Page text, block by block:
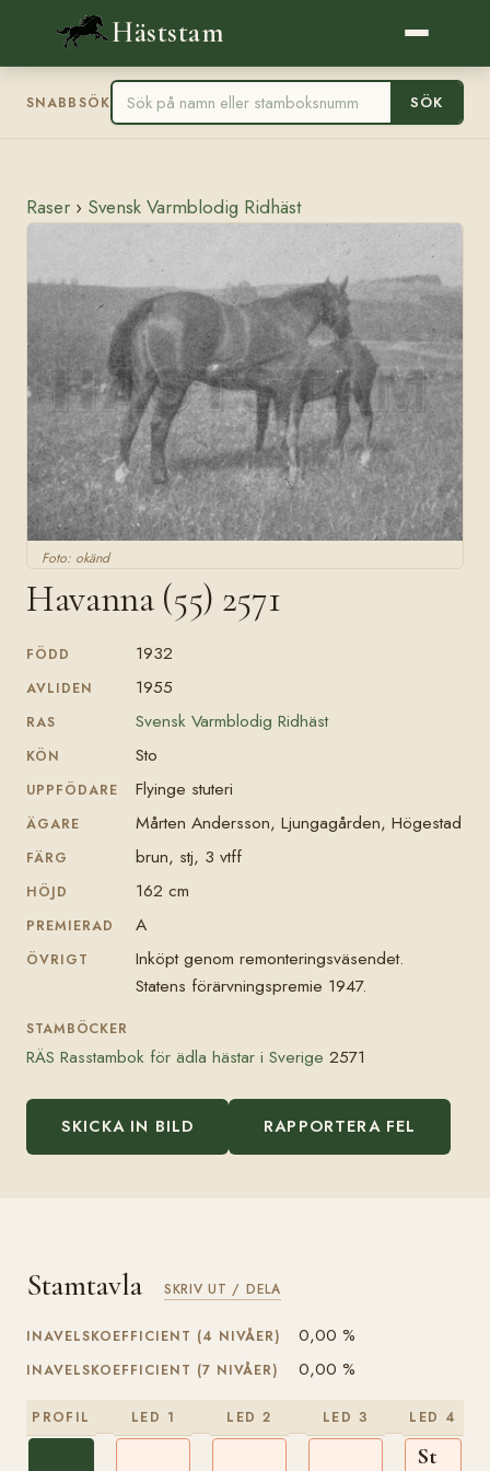
Häststam
SNABBSÖK SÖK
Raser › Svensk Varmblodig Ridhäst
Foto: okänd
Havanna (55) 2571
FÖDD 1932
AVLIDEN 1955
RAS Svensk Varmblodig Ridhäst
KÖN Sto
UPPFÖDARE Flyinge stuteri
ÄGARE Mårten Andersson, Ljungagården, Högestad
FÄRG brun, stj, 3 vtff
HÖJD 162 cm
PREMIERAD A
ÖVRIGT
Inköpt genom remonteringsväsendet.
Statens förärvningspremie 1947.
STAMBÖCKER
RÄS Rasstambok för ädla hästar i Sverige 2571
SKICKA IN BILD RAPPORTERA FEL
Stamtavla SKRIV UT / DELA
INAVELSKOEFFICIENT (4 NIVÅER) 0,00 %
INAVELSKOEFFICIENT (7 NIVÅER) 0,00 %
PROFIL LED 1 LED 2 LED 3 LED 4
St